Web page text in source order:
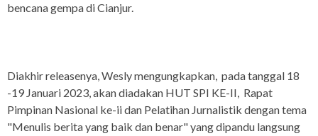
bencana gempa di Cianjur.
Diakhir releasenya, Wesly mengungkapkan, pada tanggal 18
-19 Januari 2023, akan diadakan HUT SPI KE-II, Rapat
Pimpinan Nasional ke-ii dan Pelatihan Jurnalistik dengan tema
"Menulis berita yang baik dan benar" yang dipandu langsung